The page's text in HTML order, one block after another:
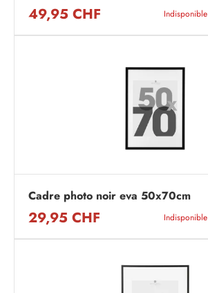
49,95 CHF Indisponible
Cadre photo noir eva 50x70cm
29,95 CHF Indisponible